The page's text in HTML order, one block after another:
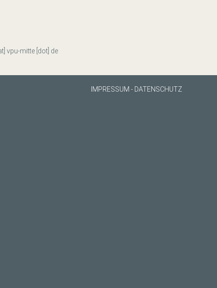
vpu-mitte [dot] de
IMPRESSUM - DATENSCHUTZ